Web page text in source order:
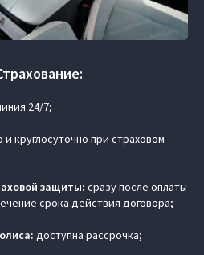
24/7;
и круглосуточно при страховом
защиты: сразу после оплаты
срока действия договора;
доступна рассрочка;